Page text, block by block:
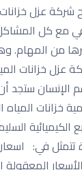
عزل حمامات
مع كل
من المهام.
عزل خزانات
بالنظر إلى أن
خزانات
تتمثل في: